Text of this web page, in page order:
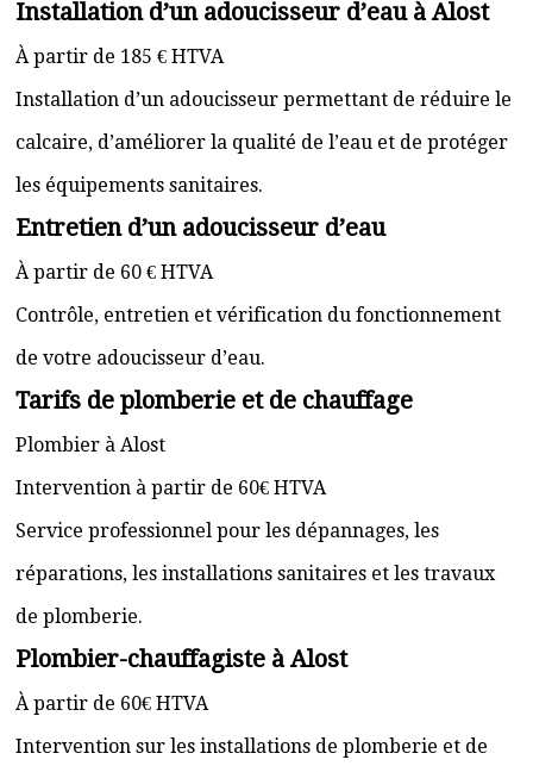
Installation d’un adoucisseur d’eau à Alost
À partir de 185 € HTVA
Installation d’un adoucisseur permettant de réduire le
calcaire, d’améliorer la qualité de l’eau et de protéger
les équipements sanitaires.
Entretien d’un adoucisseur d’eau
À partir de 60 € HTVA
Contrôle, entretien et vérification du fonctionnement
de votre adoucisseur d’eau.
Tarifs de plomberie et de chauffage
Plombier à Alost
Intervention à partir de 60€ HTVA
Service professionnel pour les dépannages, les
réparations, les installations sanitaires et les travaux
de plomberie.
Plombier-chauffagiste à Alost
À partir de 60€ HTVA
Intervention sur les installations de plomberie et de